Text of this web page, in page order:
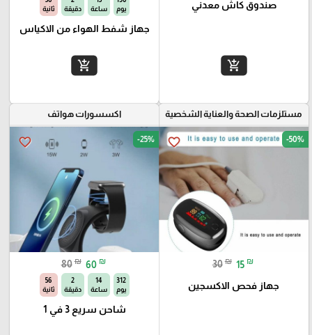
صندوق كاش معدني
add_shopping_cart
يوم
ساعة
دقيقة
ثانية
جهاز شفط الهواء من الاكياس
add_shopping_cart
مستلزمات الصحة والعناية الشخصية
favorite_border -50%
30 ₪ 15 ₪
جهاز فحص الاكسجين
اكسسورات هواتف
favorite_border -25%
80 ₪ 60 ₪
312
يوم
14
ساعة
2
دقيقة
54
ثانية
شاحن سريع 3 في 1